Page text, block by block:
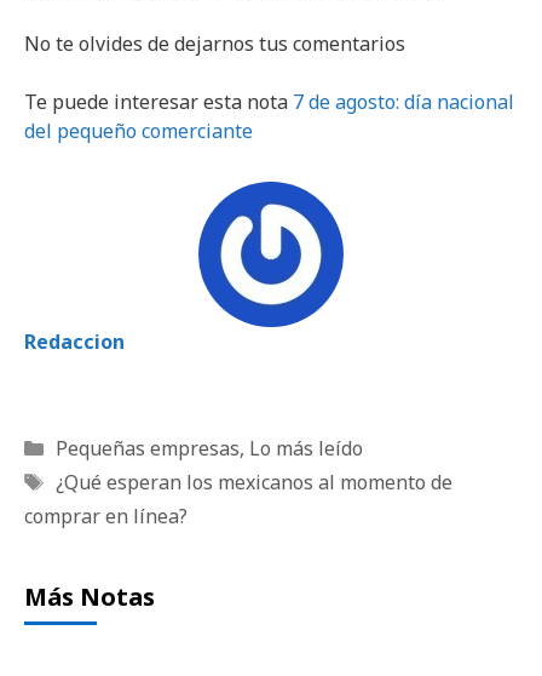
No te olvides de dejarnos tus comentarios
Te puede interesar esta nota 7 de agosto: día nacional
del pequeño comerciante
Redaccion
Categorías
Pequeñas empresas, Lo más leído
Etiquetas
¿Qué esperan los mexicanos al momento de
comprar en línea?
Más Notas